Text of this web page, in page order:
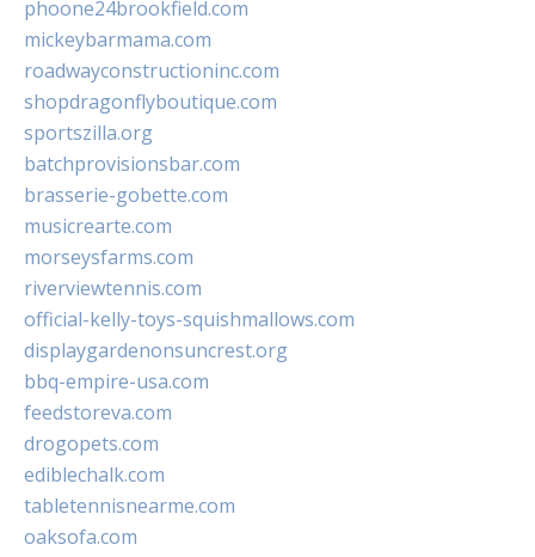
phoone24brookfield.com
mickeybarmama.com
roadwayconstructioninc.com
shopdragonflyboutique.com
sportszilla.org
batchprovisionsbar.com
brasserie-gobette.com
musicrearte.com
morseysfarms.com
riverviewtennis.com
official-kelly-toys-squishmallows.com
displaygardenonsuncrest.org
bbq-empire-usa.com
feedstoreva.com
drogopets.com
ediblechalk.com
tabletennisnearme.com
oaksofa.com